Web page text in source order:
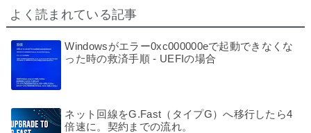
よく読まれている記事
Windowsがエラー0xc000000eで起動できなくな
った時の救済手順 - UEFIの場合
ネット回線をG.Fast（タイプG）へ移行したら4
倍速に。契約までの流れ。